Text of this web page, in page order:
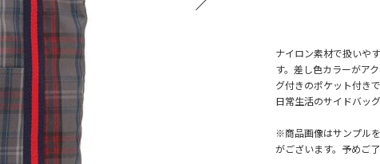
ナイロン素材で扱いや
す。差し色カラーがア
グ付きのポケット付き
日常生活のサイドバッ
※商品画像はサンプル
がございます。予めご了